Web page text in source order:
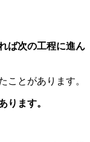
ば次の工程に進ん
とがあります。
ります。